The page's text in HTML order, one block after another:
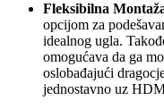
Fleksibilna
opcijom za
idealnog ugla.
omogućava da ga
oslobađajući
jednostavno uz